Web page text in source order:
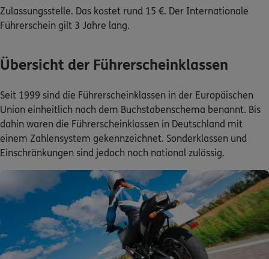
Zulassungsstelle. Das kostet rund 15 €. Der Internationale
Führerschein gilt 3 Jahre lang.
Übersicht der Führerscheinklassen
Seit 1999 sind die Führerscheinklassen in der Europäischen
Union einheitlich nach dem Buchstabenschema benannt. Bis
dahin waren die Führerscheinklassen in Deutschland mit
einem Zahlensystem gekennzeichnet. Sonderklassen und
Einschränkungen sind jedoch noch national zulässig.